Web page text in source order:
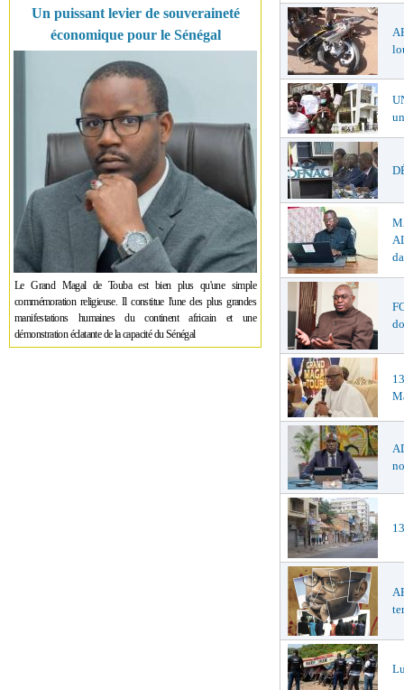
Un puissant levier de souveraineté
économique pour le Sénégal
Le Grand Magal de Touba est bien plus qu'une simple
commémoration religieuse. Il constitue l'une des plus grandes
manifestations humaines du continent africain et une
démonstration éclatante de la capacité du Sénégal